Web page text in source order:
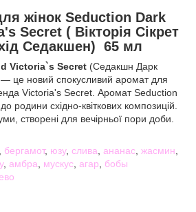
жінок Seduction Dark
Secret ( Вікторія Сікрет
Седакшен) 65 мл
Victoria`s Secret (Седакшн Дарк
— це новий спокусливий аромат для
Victoria's Secret. Аромат Seduction
родини східно-квіткових композицій.
створені для вечірньої пори доби.
бергамот, юзу, слива ананас жасмин
, амбра мускус агар
бобы